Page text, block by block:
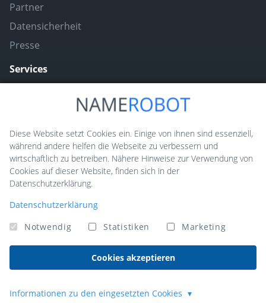
Partner
Datensicherheit
Presse
Services
Naming ToolBox
NameScore
Funny Nickname Generatoren
Made in Germany. Copyright © 2026 NameRobot®. Alle Rechte
vorbehalten - Powered byQUIQQER
Diese Website setzt Cookies ein. Einige von ihnen sind essenziell,
während andere helfen die Webseite zu verbessern und
wirtschaftlich zu betreiben. Nähere Hinweise zur Verwendung von
Cookies auf dieser Website, finden sich in der
Datenschutzerklärung.
Datenschutzerklärung
Notwendig
Statistiken Marketing
Cookies akzeptieren
Informationen zu den eingesetzten Cookies